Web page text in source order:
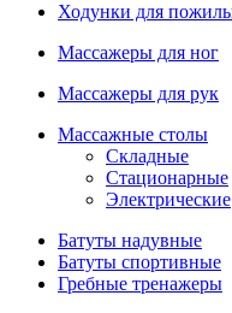
Ходунки для
Массажеры для ног
Массажеры для рук
Массажные столы
Складные
Стационарные
Электрические
Батуты надувные
Батуты спортивные
Гребные тренажеры